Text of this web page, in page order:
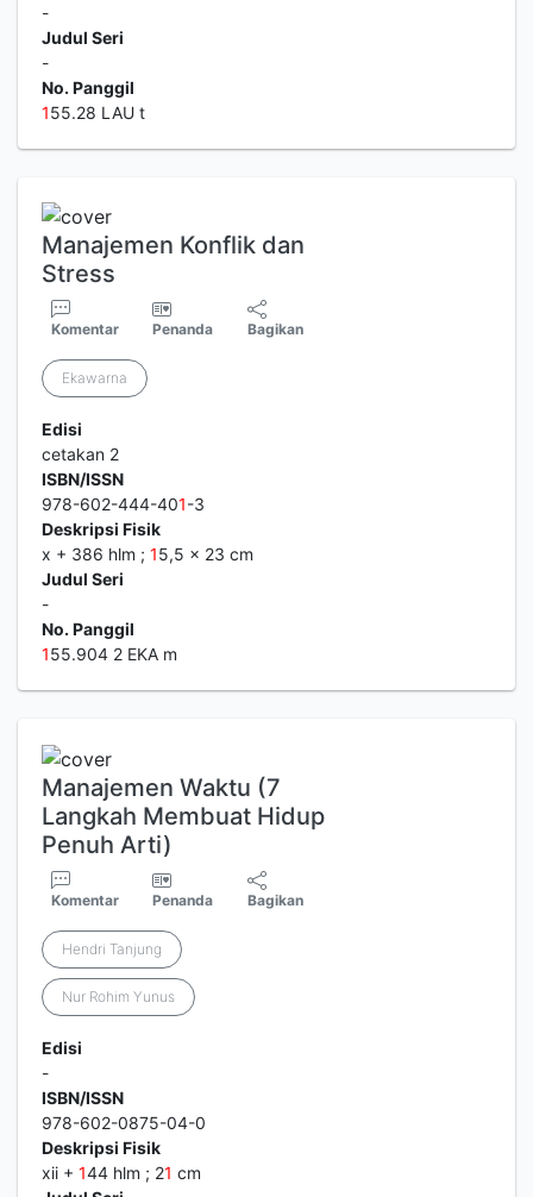
-
Judul Seri
-
No. Panggil
155.28 LAU t
Manajemen Konflik dan
Stress
Komentar Penanda Bagikan
Ekawarna
Edisi
cetakan 2
ISBN/ISSN
978-602-444-401-3
Deskripsi Fisik
x + 386 hlm ; 15,5 x 23 cm
Judul Seri
-
No. Panggil
155.904 2 EKA m
Manajemen Waktu (7
Langkah Membuat Hidup
Penuh Arti)
Komentar Penanda Bagikan
Hendri Tanjung
Nur Rohim Yunus
Edisi
-
ISBN/ISSN
978-602-0875-04-0
Deskripsi Fisik
xii + 144 hlm ; 21 cm